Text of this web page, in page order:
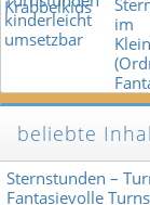
beliebte
Sternstunden –
Fantasievolle